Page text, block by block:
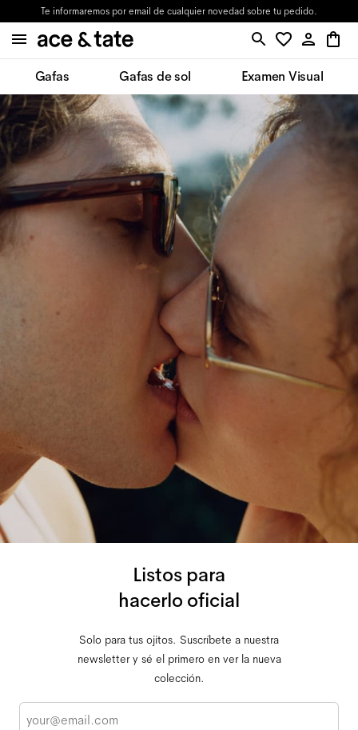
Te informaremos por email de cualquier novedad sobre tu pedido.
Gafas Gafas de sol Examen Visual
Listos para
hacerlo oficial
Solo para tus ojitos. Suscríbete a nuestra
newsletter y sé el primero en ver la nueva
colección.
Correo
electrónico